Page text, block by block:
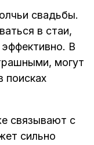
свадьбы.
в стаи,
В
могут
поисках
связывают с
сильно